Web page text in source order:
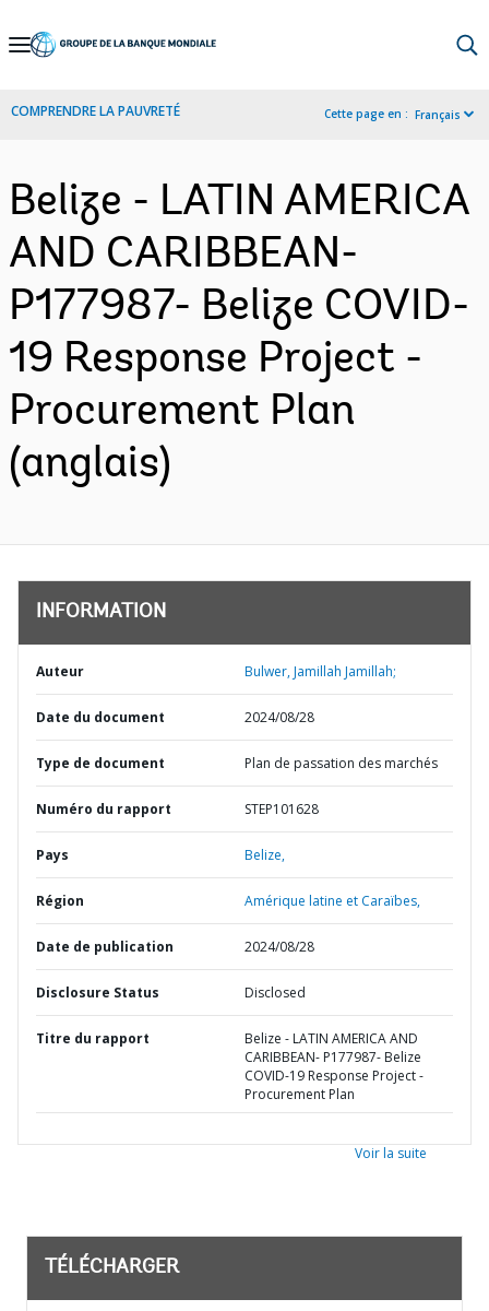
Skip
Navigation
COMPRENDRE LA PAUVRETÉ Cette page en : Français
Belize - LATIN AMERICA
AND CARIBBEAN-
P177987- Belize COVID-
19 Response Project -
Procurement Plan
(anglais)
INFORMATION
Auteur Bulwer, Jamillah Jamillah;
Date du document 2024/08/28
Type de document Plan de passation des marchés
Numéro du rapport STEP101628
Pays Belize,
Région Amérique latine et Caraïbes,
Date de publication 2024/08/28
Disclosure Status Disclosed
Titre du rapport
Belize - LATIN AMERICA AND
CARIBBEAN- P177987- Belize
COVID-19 Response Project -
Procurement Plan
Voir la suite
TÉLÉCHARGER